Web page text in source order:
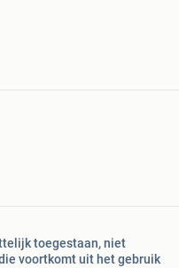
toegestaan, niet
voortkomt uit het gebruik